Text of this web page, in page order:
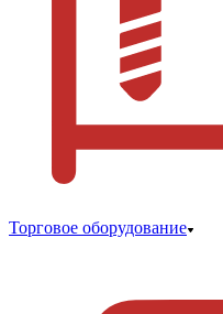
Торговое оборудование